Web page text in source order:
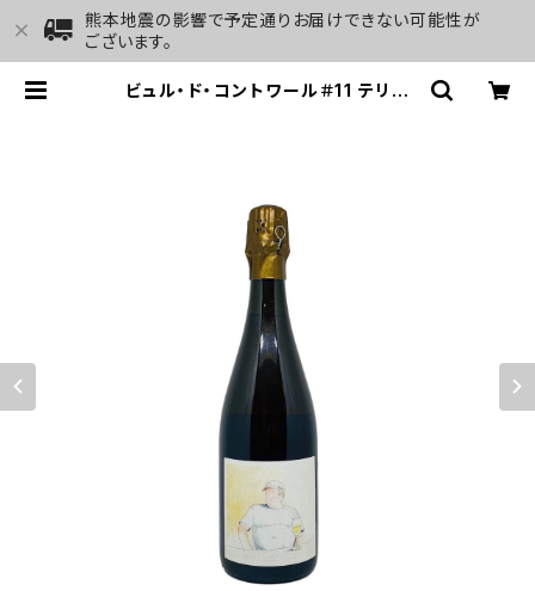
熊本地震の影響で予定通りお届けできない可能性が
ございます。
ビュル・ド・コントワール＃11 テリー